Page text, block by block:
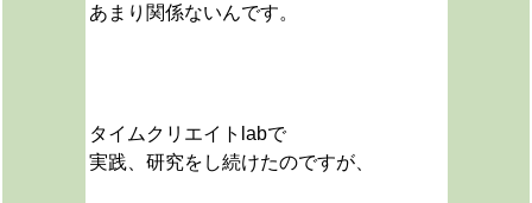
あまり関係ないんです。
タイムクリエイトlabで
実践、研究をし続けたのですが、